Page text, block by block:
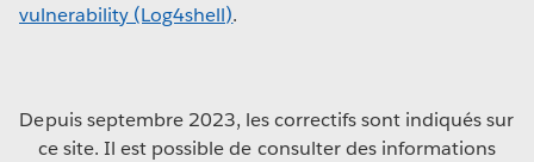
vulnerability (Log4shell).
Depuis septembre 2023, les correctifs sont indiqués sur
ce site. Il est possible de consulter des informations